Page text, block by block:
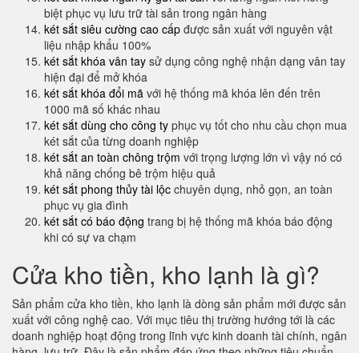
biệt phục vụ lưu trữ tài sản trong ngân hàng
két sắt siêu cường cao cấp được sản xuất với nguyên vật
liệu nhập khẩu 100%
két sắt khóa vân tay sử dụng công nghệ nhận dạng vân tay
hiện đại để mở khóa
két sắt khóa đổi mã với hệ thống mã khóa lên đến trên
1000 mã số khác nhau
két sắt dùng cho công ty phục vụ tốt cho nhu cầu chọn mua
két sắt của từng doanh nghiệp
két sắt an toàn chông trộm với trọng lượng lớn vì vậy nó có
khả năng chống bê trộm hiệu quả
két sắt phong thủy tài lộc chuyên dụng, nhỏ gọn, an toàn
phục vụ gia đình
két sắt có báo động trang bị hệ thống mã khóa báo động
khi có sự va chạm
Cửa kho tiền, kho lạnh là gì?
Sản phẩm cửa kho tiền, kho lạnh là dòng sản phẩm mới được sản
xuất với công nghệ cao. Với mục tiêu thị trường hướng tới là các
doanh nghiệp hoạt động trong lĩnh vực kinh doanh tài chính, ngân